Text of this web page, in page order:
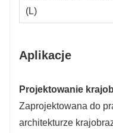
(L)
Aplikacje
Projektowanie
Zaprojektowana do
architekturze